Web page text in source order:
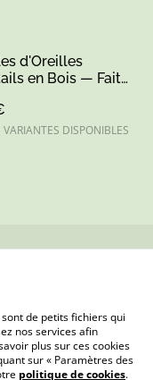
d'Oreilles
en Bois — Fait
Uniques
VARIANTES DISPONIBLES
de petits fichiers qui
nos services afin
plus sur ces cookies
sur « Paramètres des
politique de cookies.